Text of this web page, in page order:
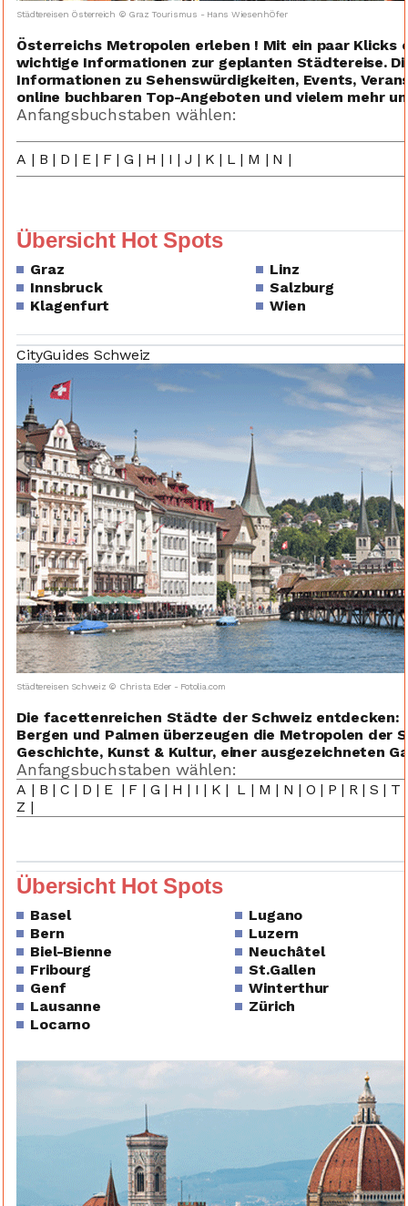
Städtereisen Österreich © Graz Tourismus - Hans WiesenhÖfer
Österreichs Metropolen erleben ! Mit ein paar
wichtige Informationen zur geplanten Städtereise.
Informationen zu Sehenswürdigkeiten, Events,
online buchbaren Top-Angeboten und vielem mehr
Anfangsbuchstaben wählen:
A | B | D | E| F| G | H | I | J | K | L | M | N |
Übersicht Hot Spots
Graz
Linz
Innsbruck
Salzburg
Klagenfurt
Wien
CityGuides Schweiz
Städtereisen Schweiz © Christa Eder - Fotolia.com
Die facettenreichen Städte der Schweiz entdecken:
Bergen und Palmen überzeugen die Metropolen der
Geschichte, Kunst & Kultur, einer ausgezeichneten
Anfangsbuchstaben wählen:
A | B | C | D | E | F | G | H | I | K | L | M | N | O | P | R| S | T
Z |
Übersicht Hot Spots
Basel
Lugano
Bern
Luzern
Biel-Bienne
Neuchâtel
Fribourg
St.Gallen
Genf
Winterthur
Lausanne
Zürich
Locarno